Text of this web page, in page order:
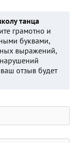
танца
грамотно и
буквами,
выражений,
отзыв будет